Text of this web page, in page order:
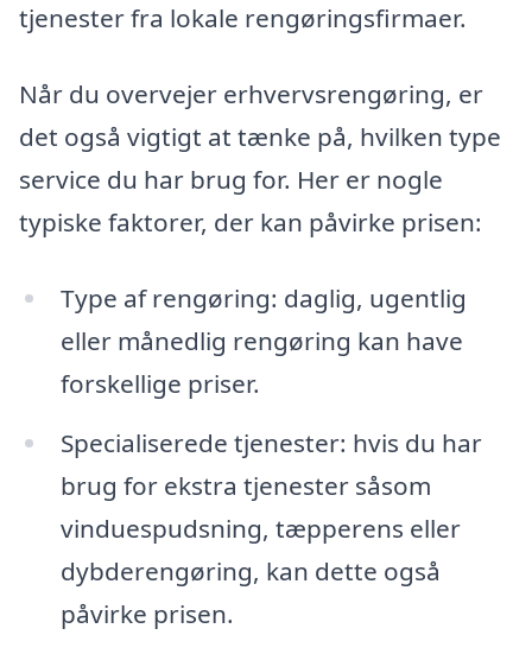
tjenester fra lokale rengøringsfirmaer.
Når du overvejer erhvervsrengøring, er
det også vigtigt at tænke på, hvilken type
service du har brug for. Her er nogle
typiske faktorer, der kan påvirke prisen:
Type af rengøring: daglig, ugentlig
eller månedlig rengøring kan have
forskellige priser.
Specialiserede tjenester: hvis du har
brug for ekstra tjenester såsom
vinduespudsning, tæpperens eller
dybderengøring, kan dette også
påvirke prisen.